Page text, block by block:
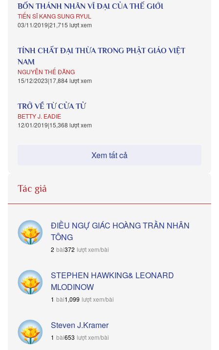
BỐN THÁNH NHÂN VĨ ĐẠI CỦA THẾ GIỚI
TIẾN SĨ KANG SUNG RYUL
03/11/2019 21,715 lượt xem
TÍNH CHẤT ĐẠI THỪA TRONG PHẬT GIÁO VIỆT
NAM
NGUYỄN THẾ ĐĂNG
15/12/2023 17,884 lượt xem
TRỞ VỀ TỪ CỬA TỬ
BETTY J. EADIE
12/01/2019 15,368 lượt xem
Xem tất cả
Tác giả
ĐIỀU NGỰ GIÁC HOÀNG TRẦN NHÂN
TÔNG
bài lượt xem/bài
STEPHEN HAWKING& LEONARD
MLODINOW
bài lượt xem/bài
Steven J.Kramer
bài lượt xem/bài